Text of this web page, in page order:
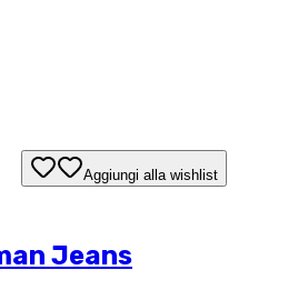
Aggiungi alla wishlist
Jeans